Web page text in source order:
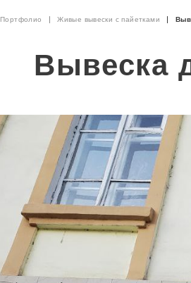
Портфолио Живые вывески с пайетками
Вывеска